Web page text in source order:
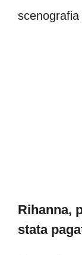
scenografia
Rihanna,
stata